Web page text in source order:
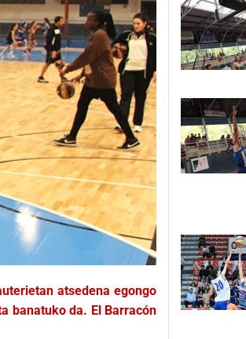
atsedena egongo
banatuko da. El Barracón